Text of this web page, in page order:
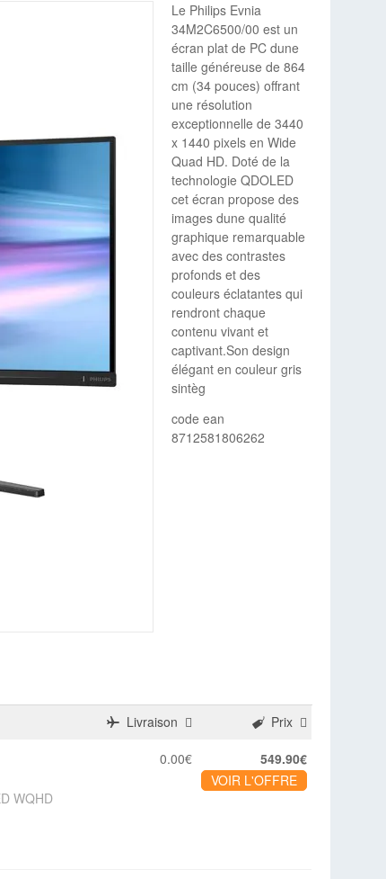
Le Philips Evnia
34M2C6500/00 est un
écran plat de PC dune
taille généreuse de 864
cm (34 pouces) offrant
une résolution
exceptionnelle de 3440
x 1440 pixels en Wide
Quad HD. Doté de la
technologie QDOLED
cet écran propose des
images dune qualité
graphique remarquable
avec des contrastes
profonds et des
couleurs éclatantes qui
rendront chaque
contenu vivant et
captivant.Son design
élégant en couleur gris
sintèg
code ean
8712581806262
Livraison Prix
WQHD
0.00€
549.90€
VOIR L'OFFRE